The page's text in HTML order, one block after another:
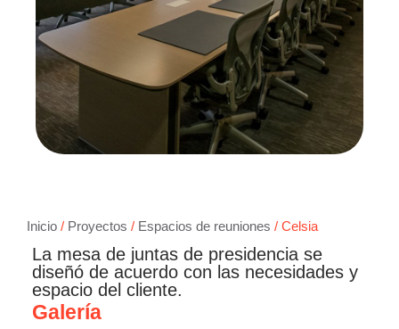
Inicio / Proyectos / Espacios de reuniones / Celsia
La mesa de juntas de presidencia se
diseñó de acuerdo con las necesidades y
espacio del cliente.
Galería